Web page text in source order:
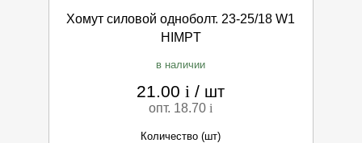
Хомут силовой одноболт. 23-25/18 W1
HIMPT
в наличии
21.00i / шт
опт. 18.70i
Количество (шт)